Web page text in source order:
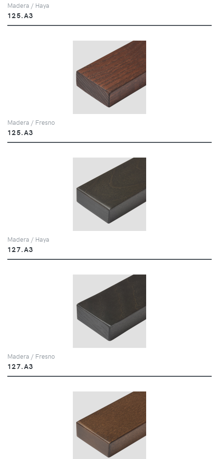
Madera / Haya
125.A3
Madera / Fresno
125.A3
Madera / Haya
127.A3
Madera / Fresno
127.A3